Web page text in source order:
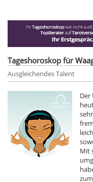
Tageshoroskop für
Ausgleichendes Talent
Der
Mit